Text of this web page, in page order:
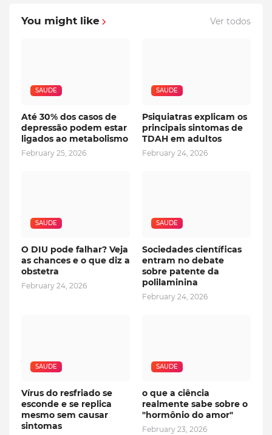
You might like Ver todos
SAUDE
Até 30% dos casos de
depressão podem estar
ligados ao metabolismo
February 25, 2026
SAUDE
Psiquiatras explicam os
principais sintomas de
TDAH em adultos
February 24, 2026
SAUDE
O DIU pode falhar? Veja
as chances e o que diz a
obstetra
February 24, 2026
SAUDE
Sociedades científicas
entram no debate
sobre patente da
polilaminina
February 24, 2026
SAUDE
Vírus do resfriado se
esconde e se replica
mesmo sem causar
sintomas
SAUDE
o que a ciência
realmente sabe sobre o
"hormônio do amor"
February 23, 2026